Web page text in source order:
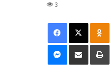
3
Facebook
X
Messenger
Distribuie prin mail